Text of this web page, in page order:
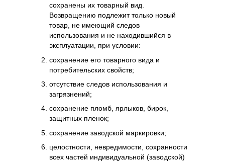
сохранены их товарный вид.
Возвращению подлежит только новый
товар, не имеющий следов
использования и не находившийся в
эксплуатации, при условии:
сохранение его товарного вида и
потребительских свойств;
отсутствие следов использования и
загрязнений;
сохранение пломб, ярлыков, бирок,
защитных пленок;
сохранение заводской маркировки;
целостности, невредимости, сохранности
всех частей индивидуальной (заводской)